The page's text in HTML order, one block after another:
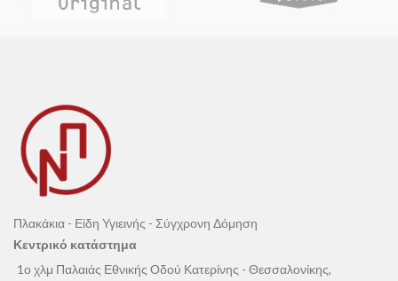
Πλακάκια - Είδη Υγιεινής - Σύγχρονη Δόμηση
Κεντρικό κατάστημα
1ο χλμ Παλαιάς Εθνικής Οδού Κατερίνης - Θεσσαλονίκης,